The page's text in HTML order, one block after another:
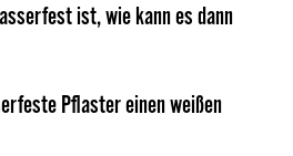
ist, wie kann es dann
Pflaster einen weißen